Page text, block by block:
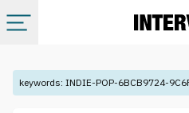
Categorie
keywords: INDIE-POP-6BCB9724-